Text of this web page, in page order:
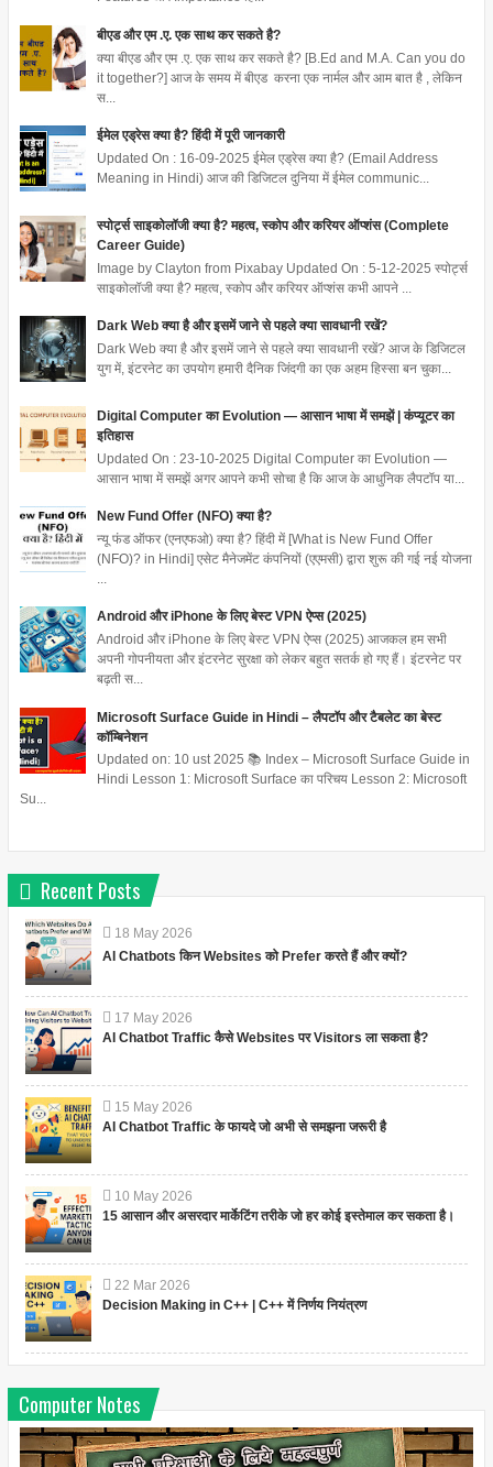
बीएड और एम .ए. एक साथ कर सकते है?
क्या बीएड और एम .ए. एक साथ कर सकते है? [B.Ed and M.A. Can you do
it together?] आज के समय में बीएड करना एक नार्मल और आम बात है , लेकिन
स...
ईमेल एड्रेस क्या है? हिंदी में पूरी जानकारी
Updated On : 16-09-2025 ईमेल एड्रेस क्या है? (Email Address
Meaning in Hindi) आज की डिजिटल दुनिया में ईमेल communic...
स्पोर्ट्स साइकोलॉजी क्या है? महत्व, स्कोप और करियर ऑप्शंस (Complete
Career Guide)
Image by Clayton from Pixabay Updated On : 5-12-2025 स्पोर्ट्स
साइकोलॉजी क्या है? महत्व, स्कोप और करियर ऑप्शंस कभी आपने ...
Dark Web क्या है और इसमें जाने से पहले क्या सावधानी रखें?
Dark Web क्या है और इसमें जाने से पहले क्या सावधानी रखें? आज के डिजिटल
युग में, इंटरनेट का उपयोग हमारी दैनिक जिंदगी का एक अहम हिस्सा बन चुका...
Digital Computer का Evolution — आसान भाषा में समझें | कंप्यूटर का
इतिहास
Updated On : 23-10-2025 Digital Computer का Evolution —
आसान भाषा में समझें अगर आपने कभी सोचा है कि आज के आधुनिक लैपटॉप या...
New Fund Offer (NFO) क्या है?
न्यू फंड ऑफर (एनएफओ) क्या है? हिंदी में [What is New Fund Offer
(NFO)? in Hindi] एसेट मैनेजमेंट कंपनियों (एएमसी) द्वारा शुरू की गई नई योजना
Android और iPhone के लिए बेस्ट VPN ऐप्स (2025)
Android और iPhone के लिए बेस्ट VPN ऐप्स (2025) आजकल हम सभी
अपनी गोपनीयता और इंटरनेट सुरक्षा को लेकर बहुत सतर्क हो गए हैं। इंटरनेट पर
बढ़ती स...
Microsoft Surface Guide in Hindi – लैपटॉप और टैबलेट का बेस्ट
कॉम्बिनेशन
Updated on: 10 ust 2025 📚 Index – Microsoft Surface Guide in
Hindi Lesson 1: Microsoft Surface का परिचय Lesson 2: Microsoft
Su...
Recent Posts
18 May 2026
AI Chatbots किन Websites को Prefer करते हैं और क्यों?
17 May 2026
AI Chatbot Traffic कैसे Websites पर Visitors ला सकता है?
15 May 2026
AI Chatbot Traffic के फायदे जो अभी से समझना जरूरी है
10 May 2026
15 आसान और असरदार मार्केटिंग तरीके जो हर कोई इस्तेमाल कर सकता है।
22 Mar 2026
Decision Making in C++ | C++ में निर्णय नियंत्रण
Computer Notes